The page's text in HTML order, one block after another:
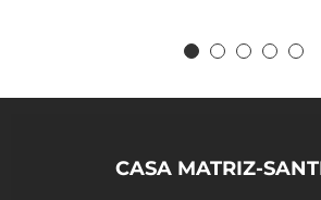
CASA MATRIZ-